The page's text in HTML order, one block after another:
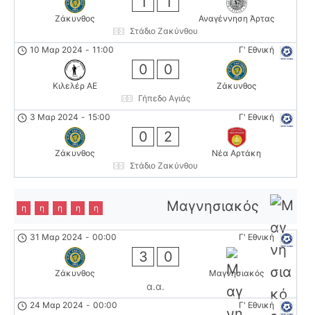
Ζάκυνθος
Αναγέννηση Άρτας
Στάδιο Ζακύνθου
Γ' Εθνική
10 Μαρ 2024 - 11:00
Κιλελέρ ΑΕ
0 0
Ζάκυνθος
Γήπεδο Αγιάς
Γ' Εθνική
3 Μαρ 2024 - 15:00
Ζάκυνθος
0 2
Νέα Αρτάκη
Στάδιο Ζακύνθου
Μαγνησιακός
η η η η η
Γ' Εθνική
31 Μαρ 2024 - 00:00
Ζάκυνθος
3 0
Μαγνησιακός
α.α.
Γ' Εθνική
24 Μαρ 2024 - 00:00